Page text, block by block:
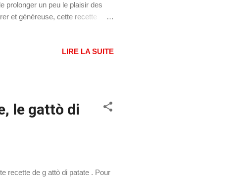
prolonger un peu le plaisir des
et généreuse, cette recette
Pour 6 personnes Ingrédients :
LIRE LA SUITE
le gattò di
recette de g attò di patate . Pour